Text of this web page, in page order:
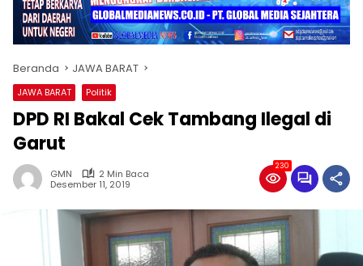
Beranda JAWA BARAT
JAWA BARAT Politik
DPD RI Bakal Cek Tambang Ilegal di
Garut
GMN
2 Min Baca
Desember 11, 2019
230